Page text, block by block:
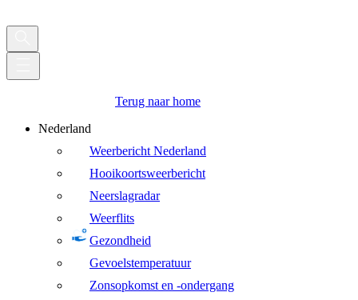
Terug naar home
Nederland
Weerbericht Nederland
Hooikoortsweerbericht
Neerslagradar
Weerflits
Gezondheid
Gevoelstemperatuur
Zonsopkomst en -ondergang